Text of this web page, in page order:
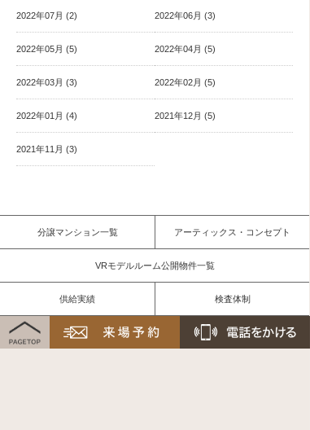
2022年07月 (2) 2022年06月 (3)
2022年05月 (5) 2022年04月 (5)
2022年03月 (3) 2022年02月 (5)
2022年01月 (4) 2021年12月 (5)
2021年11月 (3)
分譲マンション一覧 アーティックス・コンセプト
VRモデルルーム公開物件一覧
供給実績 検査体制
ご予約からご入居まで 住宅資金について